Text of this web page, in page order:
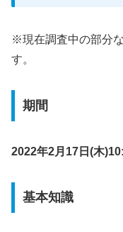
※現在調査中の部分
す。
期間
2022年2月17日(木
基本知識